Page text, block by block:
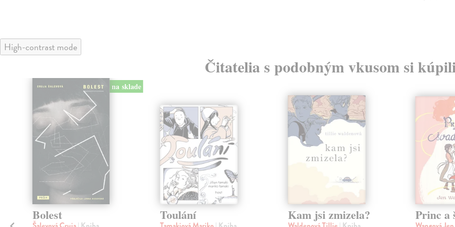
High-contrast mode
Čitatelia s podobným vkusom si
na sklade
Bolest Toulání Kam jsi zmizela? Princ a